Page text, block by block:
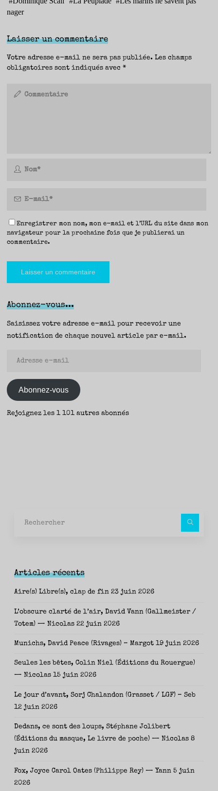
nager
Laisser un commentaire
Votre adresse e-mail ne sera pas publiée. Les champs
obligatoires sont indiqués avec*
Enregistrer mon nom, mon e-mail et l’URL du site dans mon
navigateur pour la prochaine fois que je publierai un
commentaire.
Abonnez-vous...
Saisissez votre adresse e-mail pour recevoir une
notification de chaque nouvel article par e-mail.
mail
Abonnez-vous
Rejoignez les 1 101 autres abonnés
Articles récents
Aire(s) Libre(s), clap de fin 23 juin 2026
L’obscure clarté de l’air, David Vann (Gallmeister /
Totem) — Nicolas 22 juin 2026
Munichs, David Peace (Rivages) – Margot 19 juin 2026
Seules les bêtes, Colin Niel (Éditions du Rouergue)
— Nicolas 15 juin 2026
Le jour d’avant, Sorj Chalandon (Grasset / LGF) – Seb
12 juin 2026
Dedans, ce sont des loups, Stéphane Jolibert
(Éditions du masque, Le livre de poche) — Nicolas 8
juin 2026
Fox, Joyce Carol Oates (Philippe Rey) — Yann 5 juin
2026